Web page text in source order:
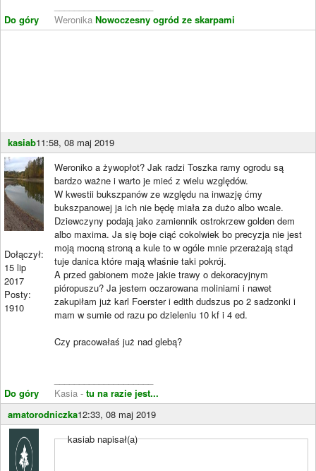
Do góry
Weronika Nowoczesny ogród ze skarpami
kasiab11:58, 08 maj 2019
Dołączył:
15 lip
2017
Posty:
1910
Do góry
Weroniko a żywopłot? Jak radzi Toszka ramy ogrodu są
bardzo ważne i warto je mieć z wielu względów.
W kwestii bukszpanów ze względu na inwazję ćmy
bukszpanowej ja ich nie będę miała za dużo albo wcale.
Dziewczyny podają jako zamiennik ostrokrzew golden dem
albo maxima. Ja się boje ciąć cokolwiek bo precyzja nie jest
moją mocną stroną a kule to w ogóle mnie przerażają stąd
tuje danica które mają właśnie taki pokrój.
A przed gabionem może jakie trawy o dekoracyjnym
pióropuszu? Ja jestem oczarowana moliniami i nawet
zakupiłam już karl Foerster i edith dudszus po 2 sadzonki i
mam w sumie od razu po dzieleniu 10 kf i 4 ed.
Czy pracowałaś już nad glebą?
Kasia - tu na razie jest...
amatorodniczka12:33, 08 maj 2019
kasiab napisał(a)